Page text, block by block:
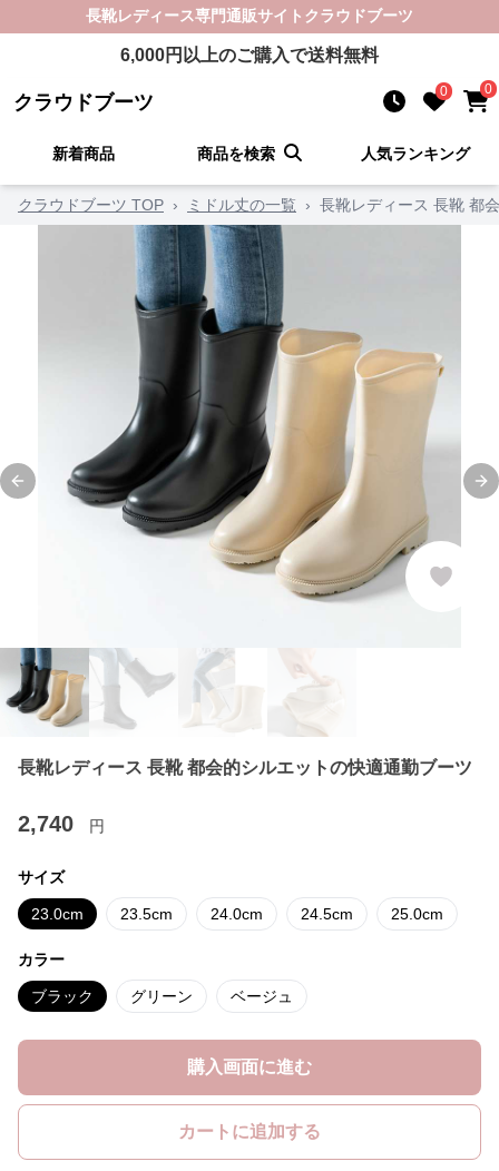
長靴レディース専門通販サイト クラウドブーツ
6,000円以上のご購入で送料無料
クラウドブーツ 0 0
新着商品 商品を検索 人気ランキング
クラウドブーツ TOP › ミドル丈の一覧 › 長靴レディース 長靴 都
Previous slide
長靴レディース 長靴 都会的シルエットの快適通勤ブーツ
2,740 円
サイズ
23.0cm 23.5cm 24.0cm 24.5cm 25.0cm
カラー
ブラック グリーン ベージュ
購入画面に進む
カートに追加する